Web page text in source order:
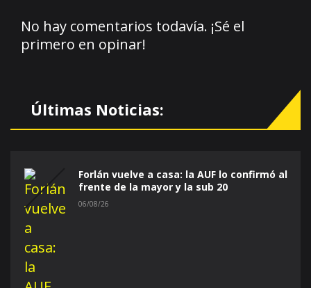
No hay comentarios todavía. ¡Sé el
primero en opinar!
Últimas Noticias:
Forlán vuelve a casa: la AUF lo confirmó al
frente de la mayor y la sub 20
06/08/26